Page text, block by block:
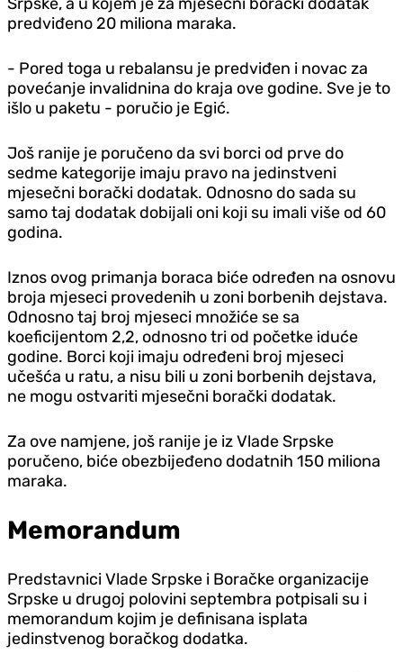
predviđeno 20 miliona maraka.
- Pored toga u rebalansu je predviđen i novac za
povećanje invalidnina do kraja ove godine. Sve je to
išlo u paketu - poručio je Egić.
Još ranije je poručeno da svi borci od prve do
sedme kategorije imaju pravo na jedinstveni
mjesečni borački dodatak. Odnosno do sada su
samo taj dodatak dobijali oni koji su imali više od 60
godina.
Iznos ovog primanja boraca biće određen na osnovu
broja mjeseci provedenih u zoni borbenih dejstava.
Odnosno taj broj mjeseci množiće se sa
koeficijentom 2,2, odnosno tri od početke iduće
godine. Borci koji imaju određeni broj mjeseci
učešća u ratu, a nisu bili u zoni borbenih dejstava,
ne mogu ostvariti mjesečni borački dodatak.
Za ove namjene, još ranije je iz Vlade Srpske
poručeno, biće obezbijeđeno dodatnih 150 miliona
maraka.
Memorandum
Predstavnici Vlade Srpske i Boračke organizacije
Srpske u drugoj polovini septembra potpisali su i
memorandum kojim je definisana isplata
jedinstvenog boračkog dodatka.